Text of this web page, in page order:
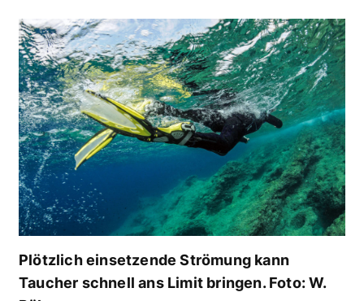
Plötzlich einsetzende Strömung kann
Taucher schnell ans Limit bringen. Foto: W.